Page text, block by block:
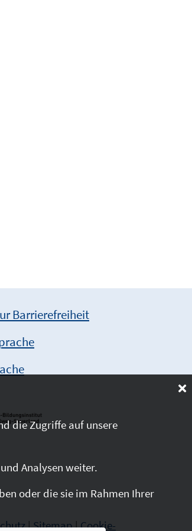
Barrierefreiheit
|Sitemap|Cookie-
die Zugriffe auf unsere
Analysen weiter.
oder die sie im Rahmen Ihrer